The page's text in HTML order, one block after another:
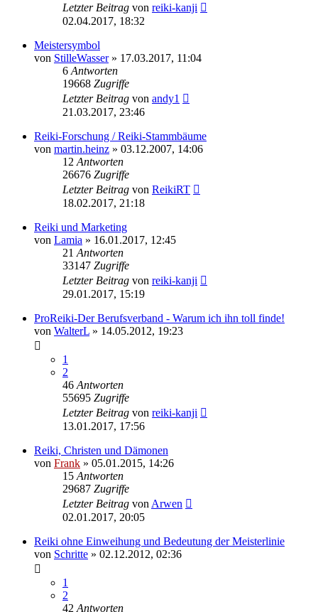
Letzter Beitrag von reiki-kanji
02.04.2017, 18:32
Meistersymbol
von StilleWasser» 17.03.2017, 11:04
6 Antworten
19668 Zugriffe
Letzter Beitrag von andy1
21.03.2017, 23:46
Reiki-Forschung / Reiki-Stammbäume
von martin.heinz » 03.12.2007, 14:06
12 Antworten
26676 Zugriffe
Letzter Beitrag von ReikiRT
18.02.2017, 21:18
Reiki und Marketing
von Lamia » 16.01.2017, 12:45
21 Antworten
33147 Zugriffe
Letzter Beitrag von reiki-kanji
29.01.2017, 15:19
ProReiki-Der Berufsverband - Warum ich ihn toll finde!
von WalterL » 14.05.2012, 19:23
1
2
46 Antworten
55695 Zugriffe
Letzter Beitrag von reiki-kanji
13.01.2017, 17:56
Reiki, Christen und Dämonen
von Frank » 05.01.2015, 14:26
15 Antworten
29687 Zugriffe
Letzter Beitrag von Arwen
02.01.2017, 20:05
Reiki ohne Einweihung und Bedeutung der Meisterlinie
von Schritte » 02.12.2012, 02:36
1
2
42 Antworten